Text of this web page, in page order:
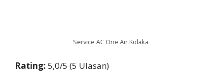
Service AC One Air Kolaka
Rating: 5,0/5 (5 Ulasan)